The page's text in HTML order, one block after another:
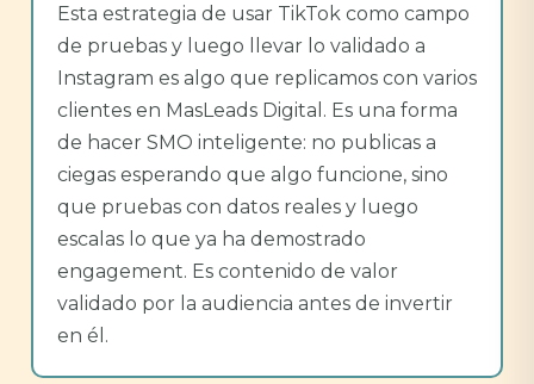
Esta estrategia de usar TikTok como campo
de pruebas y luego llevar lo validado a
Instagram es algo que replicamos con varios
clientes en MasLeads Digital. Es una forma
de hacer SMO inteligente: no publicas a
ciegas esperando que algo funcione, sino
que pruebas con datos reales y luego
escalas lo que ya ha demostrado
engagement. Es contenido de valor
validado por la audiencia antes de invertir
en él.